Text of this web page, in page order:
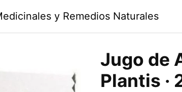
y Remedios Naturales
Jugo de
Plantis ·